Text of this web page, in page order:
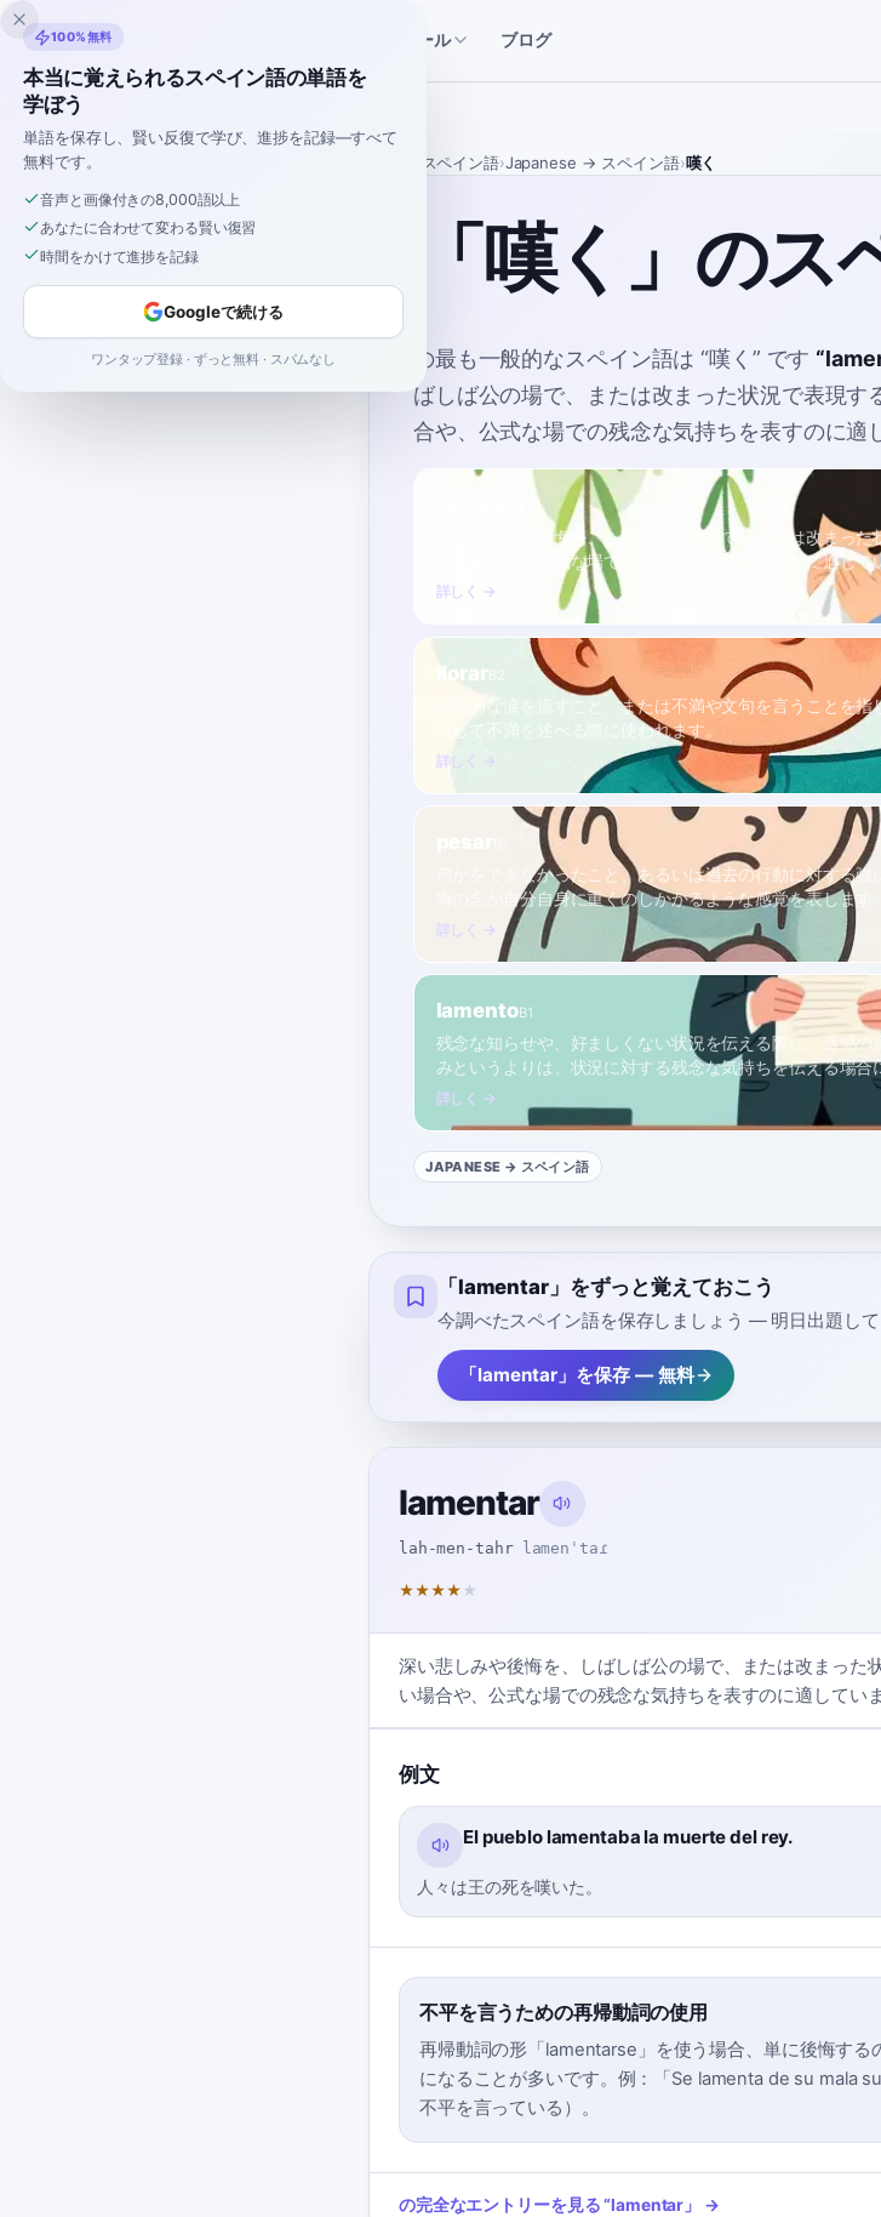
Inklingo スペイン語ツール ブログ
スペイン語›Japanese → スペイン語›嘆く
「嘆く」のス
の最も一般的なスペイン語は “嘆く ” です “
ばしば公の場で、または改まった状況で表現す
合や、公式な場での残念な気持ちを表すのに適
C1
深い悲しみや後悔を、しばしば公の場で、または改まっ
強い場合や、公式な場での残念な気持ちを表すのに適して
詳しく →
llorar
物理的な涙を流すこと、または不満や文句を言うことを
対して不満を述べる際に使われます。
詳しく →
何かをできなかったこと、あるいは過去の行動に対する
悔の念が自分自身に重くのしかかるような感覚を表します。
詳しく →
lamentoB1
残念な知らせや、好ましくない状況を伝える際に、遺憾
みというよりは、状況に対する残念な気持ちを伝える場合
詳しく →
JAPANESE → スペイン語
「lamentar」をずっと覚えておこう
今調べたスペイン語を保存しましょう — 明日出題し
「lamentar」を保存 — 無料
lamentar
lah-men-tahr lamenˈtaɾ
★★★★ ★
深い悲しみや後悔を、しばしば公の場で、または改まった
い場合や、公式な場での残念な気持ちを表すのに適していま
例文
El pueblo lamentaba la muerte del rey.
人々は王の死を嘆いた。
不平を言うための再帰動詞の使用
再帰動詞の形「lamentarse」を使う場合、単に後悔す
になることが多いです。例：「Se lamenta de su mala
不平を言っている）。
の完全なエントリーを見る“lamentar 」 →
100%無料
本当に覚えられるスペイン語の単語を
学ぼう
単語を保存し、賢い反復で学び、進捗を記録—すべて
無料です。
音声と画像付きの8,000語以上
あなたに合わせて変わる賢い復習
時間をかけて進捗を記録
Googleで続ける
ワンタップ登録 · ずっと無料 · スパムなし